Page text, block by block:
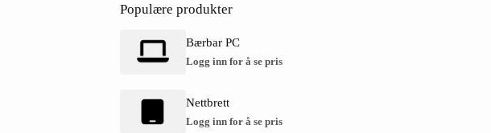
Populære produkter
Bærbar PC
Logg inn for å se pris
Nettbrett
Logg inn for å se pris